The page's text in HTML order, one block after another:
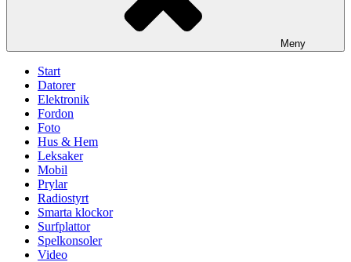
Meny
Start
Datorer
Elektronik
Fordon
Foto
Hus & Hem
Leksaker
Mobil
Prylar
Radiostyrt
Smarta klockor
Surfplattor
Spelkonsoler
Video